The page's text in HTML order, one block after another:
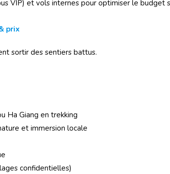
VIP) et vols internes pour optimiser le budget
prix
sortir des sentiers battus.
Ha Giang en trekking
et immersion locale
confidentielles)